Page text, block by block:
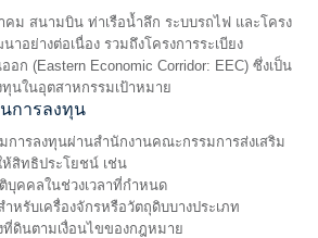
ม สนามบิน ท่าเรือน้ำลึก ระบบรถไฟ และโครง
อย่างต่อเนื่อง รวมถึงโครงการระเบียง
อก (Eastern Economic Corridor: EEC) ซึ่งเป็น
นในอุตสาหกรรมเป้าหมาย
การลงทุน
การลงทุนผ่านสำนักงานคณะกรรมการส่งเสริม
ห้สิทธิประโยชน์ เช่น
บุคคลในช่วงเวลาที่กำหนด
ำหรับเครื่องจักรหรือวัตถุดิบบางประเภท
ที่ดินตามเงื่อนไขของกฎหมาย